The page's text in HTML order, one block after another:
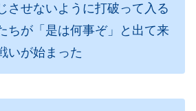
させないように打破って入る
ちが「是は何事ぞ」と出て来
いが始まった